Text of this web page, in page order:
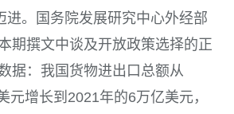
进。国务院发展研究中心外经部
期撰文中谈及开放政策选择的正
据：我国货物进出口总额从
元增长到2021年的6万亿美元，